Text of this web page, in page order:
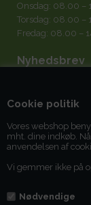
Cookie politik
Vores webshop
mht. dine indkøb.
anvendelsen af
Vi gemmer ikke på
Nødvendige
Onsdag: 08.00 –
Torsdag: 08.00 –
Fredag: 08.00 –
Nyhedsbrev
Jeg